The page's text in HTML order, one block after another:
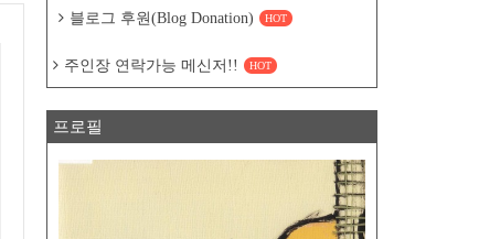
블로그 후원(Blog Donation) HOT
주인장 연락가능 메신저!! HOT
프로필